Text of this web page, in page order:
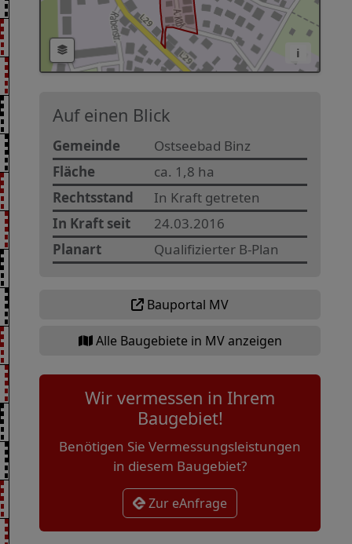
i
Auf einen Blick
Gemeinde
Ostseebad Binz
Fläche
ca. 1,8 ha
Rechtsstand
In Kraft getreten
In Kraft seit
24.03.2016
Planart
Qualifizierter B-Plan
Bauportal MV
Alle Baugebiete in MV anzeigen
Wir vermessen in Ihrem
Baugebiet!
Benötigen Sie Vermessungsleistungen
in diesem Baugebiet?
Zur eAnfrage